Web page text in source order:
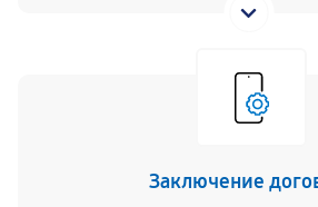
Заключение